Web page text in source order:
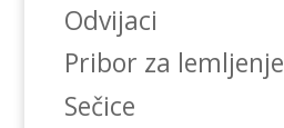
Odvijaci
Pribor za lemljenje
Sečice